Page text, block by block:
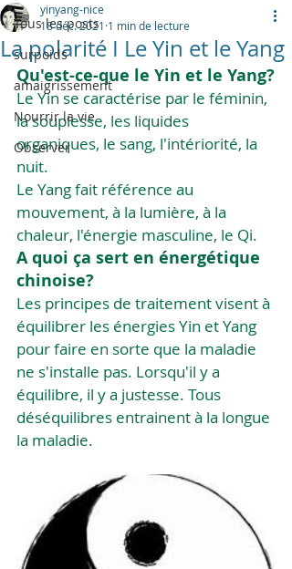
Tous les posts
surpoids
amaigrissement
Nourrir la vie
Observer
La polarité I Le Yin et le Yang
yinyang-nice
18 déc. 2021 1 min de lecture
Qu'est-ce-que le Yin et le Yang?
Le Yin se caractérise par le féminin,
la souplesse, les liquides
organiques, le sang, l'intériorité, la
nuit.
Le Yang fait référence au
mouvement, à la lumière, à la
chaleur, l'énergie masculine, le Qi.
A quoi ça sert en énergétique
chinoise?
Les principes de traitement visent à
équilibrer les énergies Yin et Yang
pour faire en sorte que la maladie
ne s'installe pas. Lorsqu'il y a
équilibre, il y a justesse. Tous
déséquilibres entrainent à la longue
la maladie.